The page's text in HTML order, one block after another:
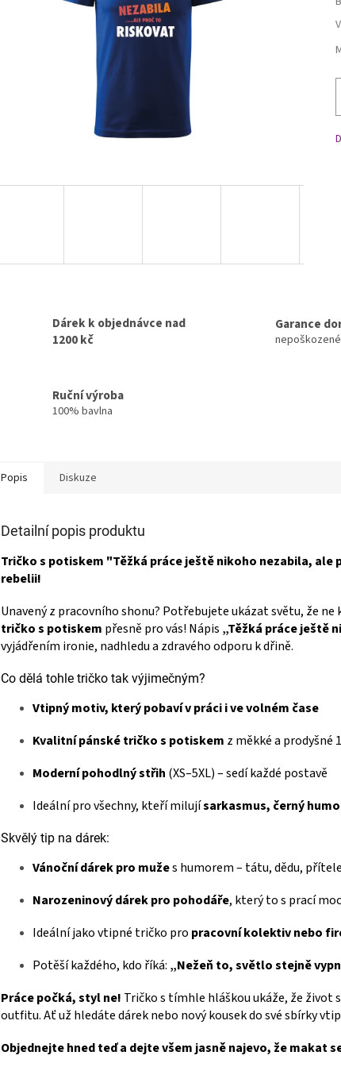
Dárek k objednávce nad
1200 kč
Garance
Ruční výroba
100% bavlna
Popis Diskuze
Detailní popis produktu
Tričko s potiskem "Těžká práce ještě nikoho nezabila,
rebelii!
Unavený z pracovního shonu? Potřebujete ukázat světu, že
tričko s potiskem přesně pro vás! Nápis „Těžká práce ještě
vyjádřením ironie, nadhledu a zdravého odporu k dřině.
Co dělá tohle tričko tak výjimečným?
Vtipný motiv, který pobaví v práci i ve volném čase
Kvalitní pánské tričko s potiskem z měkké a prodyšné
Moderní pohodlný střih (XS–5XL) – sedí každé postavě
Ideální pro všechny, kteří milujísarkasmus, černý
Skvělý tip na dárek:
Vánoční dárek pro mužes humorem – tátu, dědu,
Narozeninový dárek pro pohodáře, který to s prací
Ideální jako vtipné tričko pro pracovní kolektiv nebo
Potěší každého, kdo říká: „Nežeň to, světlo stejně
Práce počká, styl ne! Tričko s tímhle hláškou ukáže, že život
outfitu. Ať už hledáte dárek nebo nový kousek do své sbírky
Objednejte hned teď a dejte všem jasně najevo, že makat